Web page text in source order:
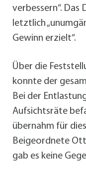
verbessern“.
letztlich
Gewinn erzielt“.
Über die
konnte der
Bei der
Aufsichtsräte
übernahm für
Beigeordnete
gab es keine